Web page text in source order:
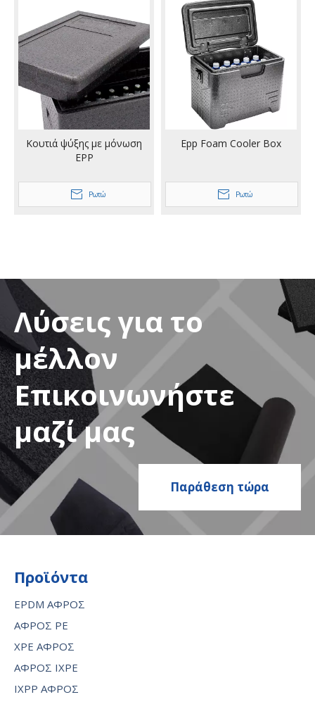
Κουτιά ψύξης με μόνωση
EPP
Ρωτώ
Epp Foam Cooler Box
Ρωτώ
Λύσεις για το
μέλλον
Επικοινωνήστε
μαζί μας
Παράθεση τώρα
Προϊόντα
EPDM ΑΦΡΟΣ
ΑΦΡΟΣ PE
XPE ΑΦΡΟΣ
ΑΦΡΟΣ IXPE
IXPP ΑΦΡΟΣ